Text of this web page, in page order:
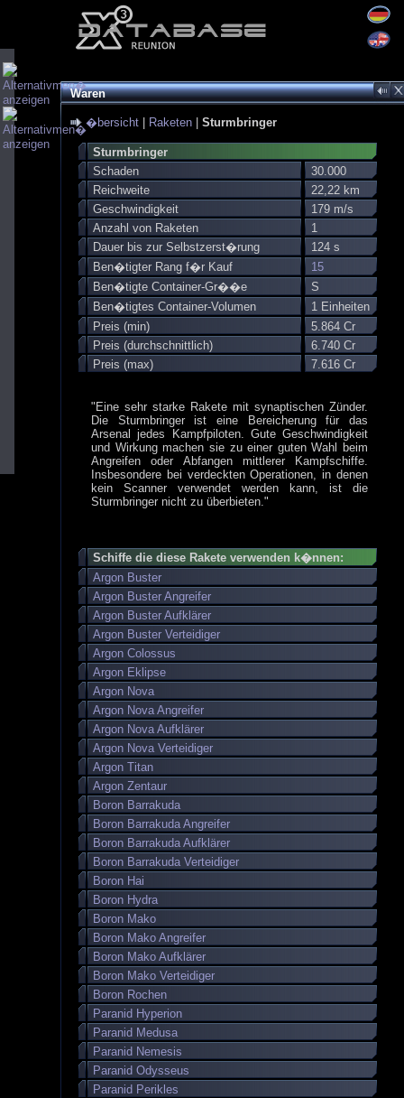
Waren
�bersicht Raketen Sturmbringer
Sturmbringer
Schaden
30.000
Reichweite
22,22 km
Geschwindigkeit
179 m/s
Anzahl von Raketen
1
Dauer bis zur Selbstzerst�rung
124 s
Ben�tigter Rang f�r Kauf
15
Ben�tigte Container-Gr��e
S
Ben�tigtes Container-Volumen
1 Einheiten
Preis (min)
5.864 Cr
Preis (durchschnittlich)
6.740 Cr
Preis (max)
7.616 Cr
"Eine sehr starke Rakete mit synaptischen Zünder.
Die Sturmbringer ist eine Bereicherung für das
Arsenal jedes Kampfpiloten. Gute Geschwindigkeit
und Wirkung machen sie zu einer guten Wahl beim
Angreifen oder Abfangen mittlerer Kampfschiffe.
Insbesondere bei verdeckten Operationen, in denen
kein Scanner verwendet werden kann, ist die
Sturmbringer nicht zu überbieten."
Schiffe die diese Rakete verwenden k�nnen:
Argon Buster
Argon Buster Angreifer
Argon Buster Aufklärer
Argon Buster Verteidiger
Argon Colossus
Argon Eklipse
Argon Nova
Argon Nova Angreifer
Argon Nova Aufklärer
Argon Nova Verteidiger
Argon Titan
Argon Zentaur
Boron Barrakuda
Boron Barrakuda Angreifer
Boron Barrakuda Aufklärer
Boron Barrakuda Verteidiger
Boron Hai
Boron Hydra
Boron Mako
Boron Mako Angreifer
Boron Mako Aufklärer
Boron Mako Verteidiger
Boron Rochen
Paranid Hyperion
Paranid Medusa
Paranid Nemesis
Paranid Odysseus
Paranid Perikles